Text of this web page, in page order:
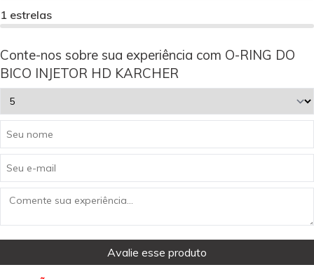
1 estrelas
Conte-nos sobre sua experiência com O-RING DO
BICO INJETOR HD KARCHER
Avalie esse produto